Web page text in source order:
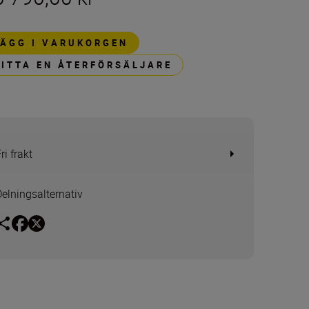
I VARUKORGEN
EN ÅTERFÖRSÄLJARE
frakt